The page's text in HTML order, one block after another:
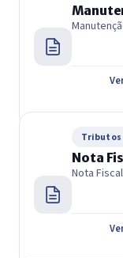
Tributos
Nota
Nota